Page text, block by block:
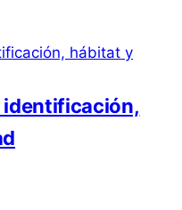
identificación,